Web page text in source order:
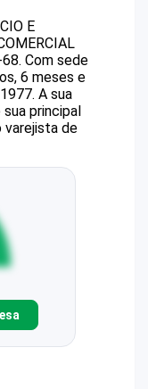
E
. Com sede
6 meses e
A sua
sua principal
varejista de